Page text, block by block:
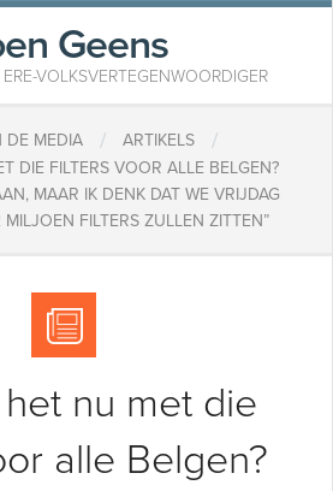
Geens
VOLKSVERTEGENWOORDIGER
DE MEDIA / ARTIKELS /
DIE FILTERS VOOR ALLE BELGEN?
MAAR IK DENK DAT WE VRIJDAG
FILTERS ZULLEN ZITTEN”
nu met die
alle Belgen?